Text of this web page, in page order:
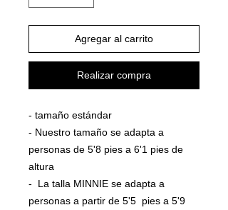
Agregar al carrito
Realizar compra
- tamaño estándar
- Nuestro tamaño se adapta a
personas de 5'8 pies a 6'1 pies de
altura
- La talla MINNIE se adapta a
personas a partir de 5'5 pies a 5'9